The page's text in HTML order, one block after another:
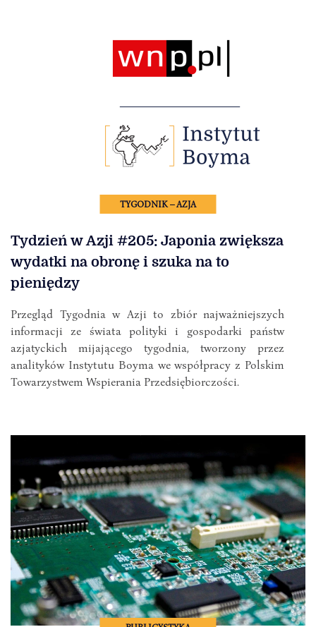
TYGODNIK – AZJA
Tydzień w Azji #205: Japonia zwiększa
wydatki na obronę i szuka na to
pieniędzy
Przegląd Tygodnia w Azji to zbiór najważniejszych
informacji ze świata polityki i gospodarki państw
azjatyckich mijającego tygodnia, tworzony przez
analityków Instytutu Boyma we współpracy z Polskim
Towarzystwem Wspierania Przedsiębiorczości.